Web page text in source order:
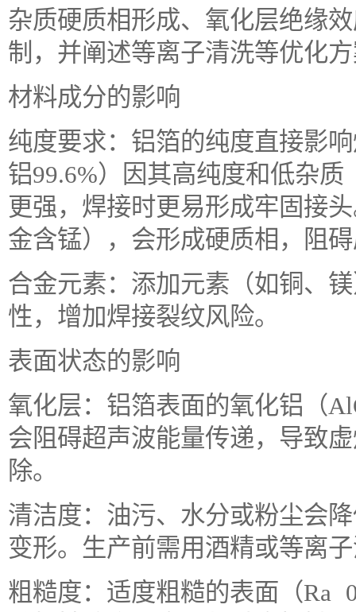
杂质硬质相形成、氧化层绝缘
制，并阐述等离子清洗等优化
材料成分的影响
纯度要求：铝箔的纯度直接影
铝99.6%）因其高纯度和低杂
更强，焊接时更易形成牢固接
金含锰），会形成硬质相，阻
合金元素：添加元素（如铜、
性，增加焊接裂纹风险。
表面状态的影响
氧化层：铝箔表面的氧化铝（
会阻碍超声波能量传递，导致
除。
清洁度：油污、水分或粉尘会
变形。生产前需用酒精或等离
粗糙度：适度粗糙的表面（Ra